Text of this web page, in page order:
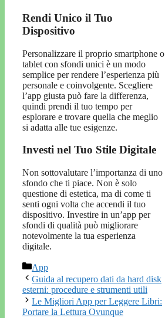
Rendi Unico il Tuo
Dispositivo
Personalizzare il proprio smartphone o
tablet con sfondi unici è un modo
semplice per rendere l’esperienza più
personale e coinvolgente. Scegliere
l’app giusta può fare la differenza,
quindi prendi il tuo tempo per
esplorare e trovare quella che meglio
si adatta alle tue esigenze.
Investi nel Tuo Stile Digitale
Non sottovalutare l’importanza di uno
sfondo che ti piace. Non è solo
questione di estetica, ma di come ti
senti ogni volta che accendi il tuo
dispositivo. Investire in un’app per
sfondi di qualità può migliorare
notevolmente la tua esperienza
digitale.
Categorie
App
Guida al recupero dati da hard disk
esterni: procedure e strumenti utili
Le Migliori App per Leggere Libri:
Portare la Lettura Ovunque